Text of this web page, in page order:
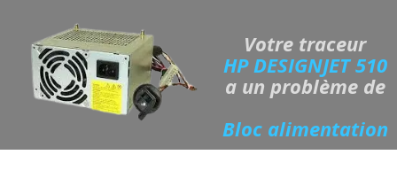
Votre traceur
HP DESIGNJET 510
a un problème de
Bloc alimentation